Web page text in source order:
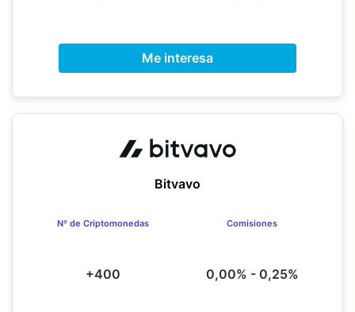
Me interesa
Bitvavo
Nº de Criptomonedas
+400
Comisiones
0,00% - 0,25%